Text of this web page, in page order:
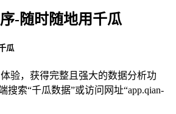
-随时随地用千瓜
瓜
验，获得完整且强大的数据分析功
搜索“千瓜数据”或访问网址“app.qian-